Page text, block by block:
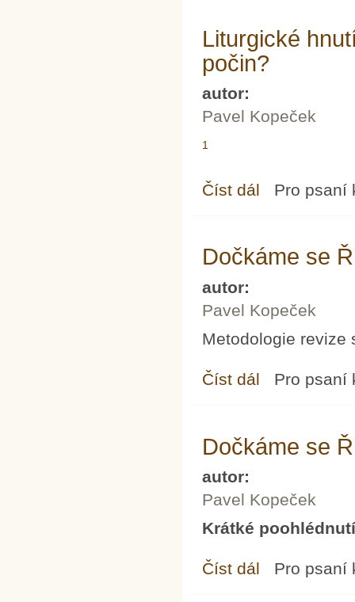
Liturgické
počin?
autor:
Pavel Kopeček
1
Číst dál Liturgické hnutí:
Pro psaní
Dočkáme se
autor:
Pavel Kopeček
Metodologie revize
Číst dál Dočkáme se
Pro psaní
Dočkáme se
autor:
Pavel Kopeček
Krátké
Číst dál Dočkáme se
Pro psaní